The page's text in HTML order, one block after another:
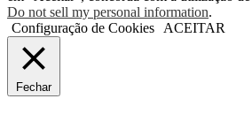
Do not sell my personal information.
Configuração de Cookies
ACEITAR
Fechar